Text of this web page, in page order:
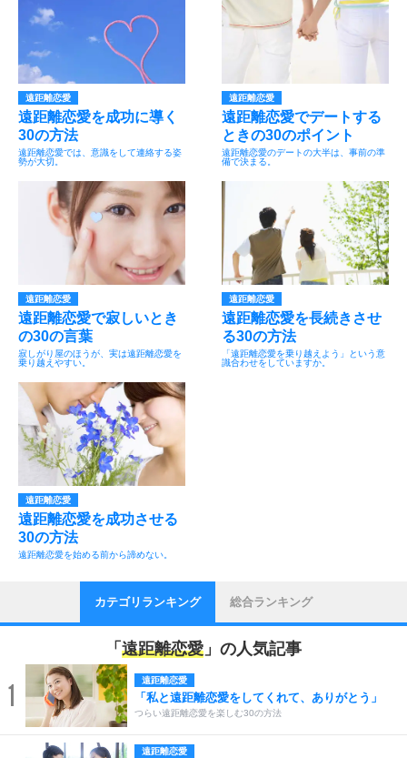
遠距離恋愛
遠距離恋愛を成功に導く
30の方法
遠距離恋愛では、意識をして連絡する姿
勢が大切。
遠距離恋愛
遠距離恋愛でデートする
ときの30のポイント
遠距離恋愛のデートの大半は、事前の準
備で決まる。
遠距離恋愛
遠距離恋愛で寂しいとき
の30の言葉
寂しがり屋のほうが、実は遠距離恋愛を
乗り越えやすい。
遠距離恋愛
遠距離恋愛を長続きさせ
る30の方法
「遠距離恋愛を乗り越えよう」という意
識合わせをしていますか。
遠距離恋愛
遠距離恋愛を成功させる
30の方法
遠距離恋愛を始める前から諦めない。
カテゴリランキング 総合ランキング
「 遠距離恋愛 」の人気記事
1 遠距離恋愛
「私と遠距離恋愛をしてくれて、ありがとう」
つらい遠距離恋愛を楽しむ30の方法
遠距離恋愛